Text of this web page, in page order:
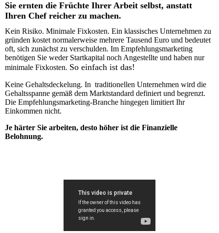
Sie ernten die Früchte Ihrer Arbeit selbst, anstatt
Ihren Chef reicher zu machen.
Kein Risiko. Minimale Fixkosten. Ein klassisches Unternehmen zu
gründen kostet normalerweise mehrere Tausend Euro und bedeutet
oft, sich zunächst zu verschulden. Im Empfehlungsmarketing
benötigen Sie weder Startkapital noch Angestellte und haben nur
minimale Fixkosten. So einfach ist das!
Keine Gehaltsdeckelung. In traditionellen Unternehmen wird die
Gehaltsspanne gemäß dem Marktstandard definiert und begrenzt.
Die Empfehlungsmarketing-Branche hingegen limitiert Ihr
Einkommen nicht.
Je härter Sie arbeiten, desto höher ist die Finanzielle
Belohnung.